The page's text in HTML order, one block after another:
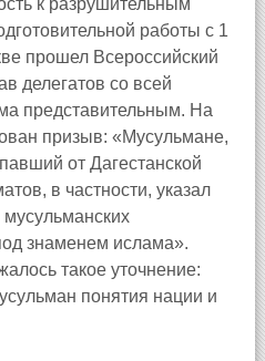
к разрушительным
работы с 1
прошел Всероссийский
делегатов со всей
представительным. На
призыв: «Мусульмане,
от Дагестанской
в частности, указал
знаменем ислама».
такое уточнение:
понятия нации и